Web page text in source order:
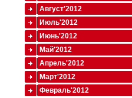
Август'2012
Июль'2012
Июнь'2012
Май'2012
Апрель'2012
Март'2012
Февраль'2012